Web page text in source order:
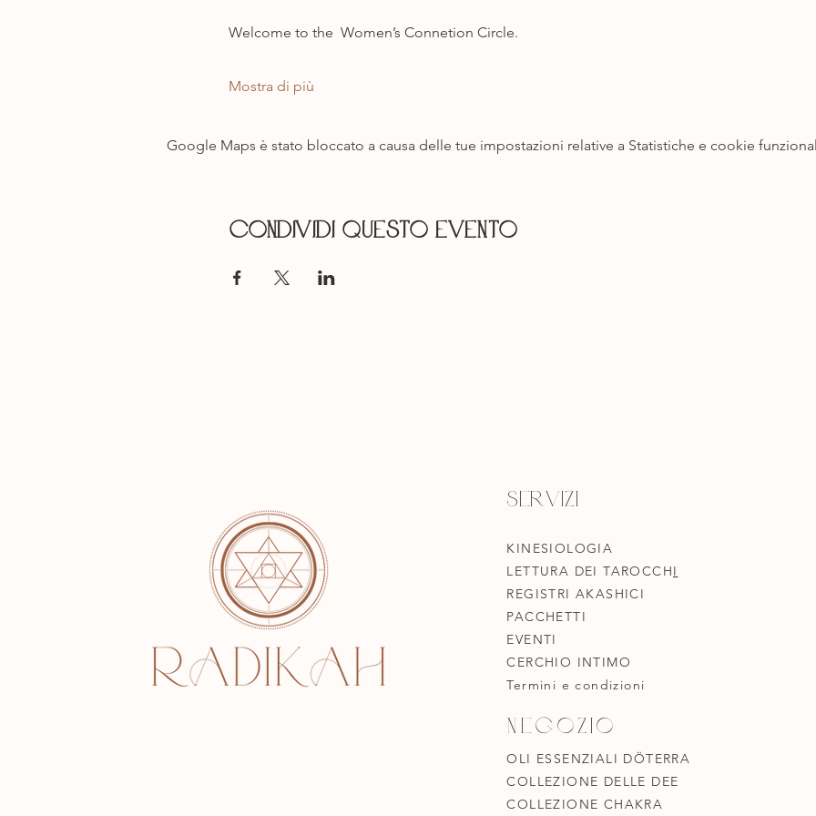
Welcome to the  Women’s Connetion Circle.
Mostra di più
Google Maps è stato bloccato a causa delle tue impostazioni relative a Statistiche e cookie
Condividi questo evento
Servizi
KINESIOLOGIA
LETTURA DEI TAROCCHI
REGISTRI AKASHICI
PACCHETTI
EVENTI
CERCHIO INTIMO
Termini e condizioni
Negozio
OLI ESSENZIALI DÖTERRA
COLLEZIONE DELLE DEE
COLLEZIONE CHAKRA